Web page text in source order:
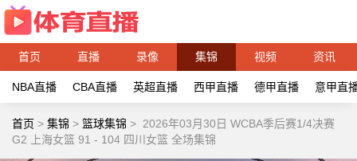
首页 直播 录像 集锦 视频 资讯
NBA直播 CBA直播 英超直播 西甲直播 德甲直播 意甲直
首页 > 集锦 > 篮球集锦 > 2026年03月30日 WCBA季后赛1/4决赛
G2 上海女篮 91 - 104 四川女篮 全场集锦